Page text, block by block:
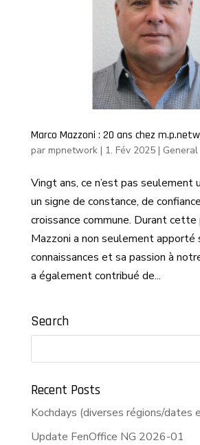
Marco Mazzoni : 20 ans chez
par mpnetwork| 1. Fév 2025| General
Vingt ans, ce n’est pas seulement
un signe de constance, de
croissance commune. Durant cette
Mazzoni a non seulement apporté
connaissances et sa passion à
a également contribué de...
Search
Recent Posts
Kochdays (diverses régions/dates
Update FenOffice NG 2026-01